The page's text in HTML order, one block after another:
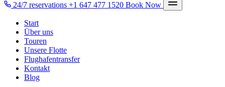
24/7 reservations +1 647 477 1520 Book Now
Start
Über uns
Touren
Unsere Flotte
Flughafentransfer
Kontakt
Blog